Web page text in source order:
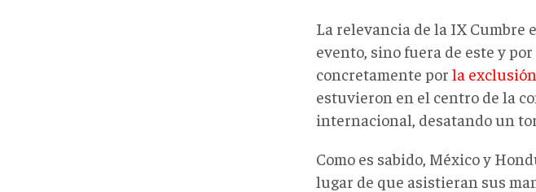
La relevancia de la IX Cumbre
evento, sino fuera de este y
concretamente por la exclusión
estuvieron en el centro de la
internacional, desatando un
Como es sabido, México y
lugar de que asistieran sus